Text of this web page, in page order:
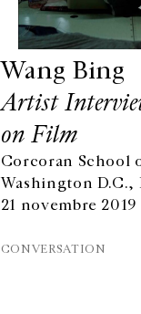
Wang Bing
Artist
on Film
Corcoran School
Washington D.C.,
21 novembre
CONVERSATION